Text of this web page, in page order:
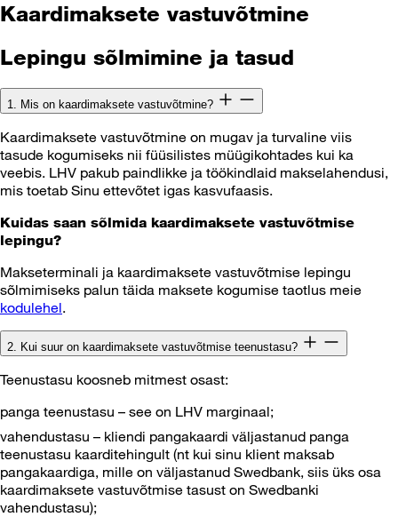
Kaardimaksete vastuvõtmine
Lepingu sõlmimine ja tasud
1. Mis on kaardimaksete vastuvõtmine?
Kaardimaksete vastuvõtmine on mugav ja turvaline viis
tasude kogumiseks nii füüsilistes müügikohtades kui ka
veebis. LHV pakub paindlikke ja töökindlaid makselahendusi,
mis toetab Sinu ettevõtet igas kasvufaasis.
Kuidas saan sõlmida kaardimaksete vastuvõtmise
lepingu?
Makseterminali ja kaardimaksete vastuvõtmise lepingu
sõlmimiseks palun täida maksete kogumise taotlus meie
kodulehel.
2. Kui suur on kaardimaksete vastuvõtmise teenustasu?
Teenustasu koosneb mitmest osast:
panga teenustasu – see on LHV marginaal;
vahendustasu – kliendi pangakaardi väljastanud panga
teenustasu kaarditehingult (nt kui sinu klient maksab
pangakaardiga, mille on väljastanud Swedbank, siis üks osa
kaardimaksete vastuvõtmise tasust on Swedbanki
vahendustasu);